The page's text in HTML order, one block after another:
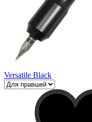
Versatile Black